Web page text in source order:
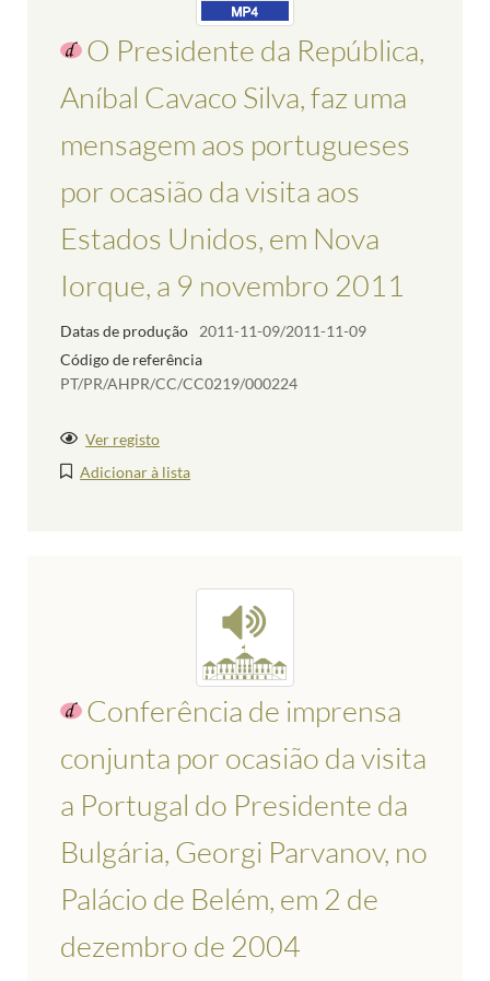
O Presidente da República,
Aníbal Cavaco Silva, faz uma
mensagem aos portugueses
por ocasião da visita aos
Estados Unidos, em Nova
Iorque, a 9 novembro 2011
Datas de produção
2011-11-09/2011-11-09
Código de referência
PT/PR/AHPR/CC/CC0219/000224
Ver registo
Adicionar à lista
Conferência de imprensa
conjunta por ocasião da visita
a Portugal do Presidente da
Bulgária, Georgi Parvanov, no
Palácio de Belém, em 2 de
dezembro de 2004